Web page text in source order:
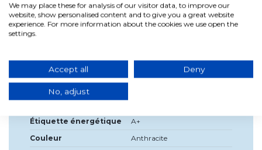
Détails du produit
Haute
50cm
Source de lumière
incluse?
LED intégrée
Étiquette énergétique
A+
Couleur
Anthracite
We may place these for analysis of our visitor data, to improve our
website, show personalised content and to give you a great website
experience. For more information about the cookies we use open the
settings.
Accept all Deny
No, adjust